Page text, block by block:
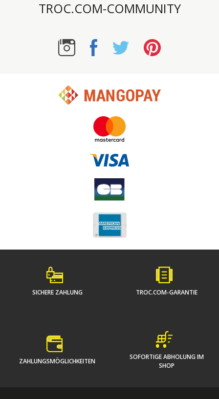
TROC.COM-COMMUNITY
SICHERE ZAHLUNG TROC.COM-GARANTIE
ZAHLUNGSMÖGLICHKEITEN
SOFORTIGE ABHOLUNG IM
SHOP